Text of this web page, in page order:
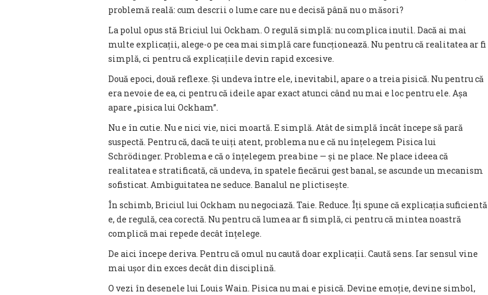
problemă reală: cum descrii o lume care nu e decisă până nu o măsori?
La polul opus stă Briciul lui Ockham. O regulă simplă: nu complica inutil. Dacă ai mai
multe explicații, alege-o pe cea mai simplă care funcționează. Nu pentru că realitatea ar fi
simplă, ci pentru că explicațiile devin rapid excesive.
Două epoci, două reflexe. Și undeva între ele, inevitabil, apare o a treia pisică. Nu pentru că
era nevoie de ea, ci pentru că ideile apar exact atunci când nu mai e loc pentru ele. Așa
apare „pisica lui Ockham”.
Nu e în cutie. Nu e nici vie, nici moartă. E simplă. Atât de simplă încât începe să pară
suspectă. Pentru că, dacă te uiți atent, problema nu e că nu înțelegem Pisica lui
Schrödinger. Problema e că o înțelegem prea bine — și ne place. Ne place ideea că
realitatea e stratificată, că undeva, în spatele fiecărui gest banal, se ascunde un mecanism
sofisticat. Ambiguitatea ne seduce. Banalul ne plictisește.
În schimb, Briciul lui Ockham nu negociază. Taie. Reduce. Îți spune că explicația suficientă
e, de regulă, cea corectă. Nu pentru că lumea ar fi simplă, ci pentru că mintea noastră
complică mai repede decât înțelege.
De aici începe deriva. Pentru că omul nu caută doar explicații. Caută sens. Iar sensul vine
mai ușor din exces decât din disciplină.
O vezi în desenele lui Louis Wain. Pisica nu mai e pisică. Devine emoție, devine simbol,